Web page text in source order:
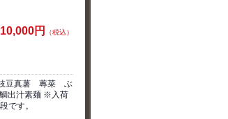
10,000円 （税込）
豆真薯 蓴菜 ぶ
出汁素麺 ※入荷
です。